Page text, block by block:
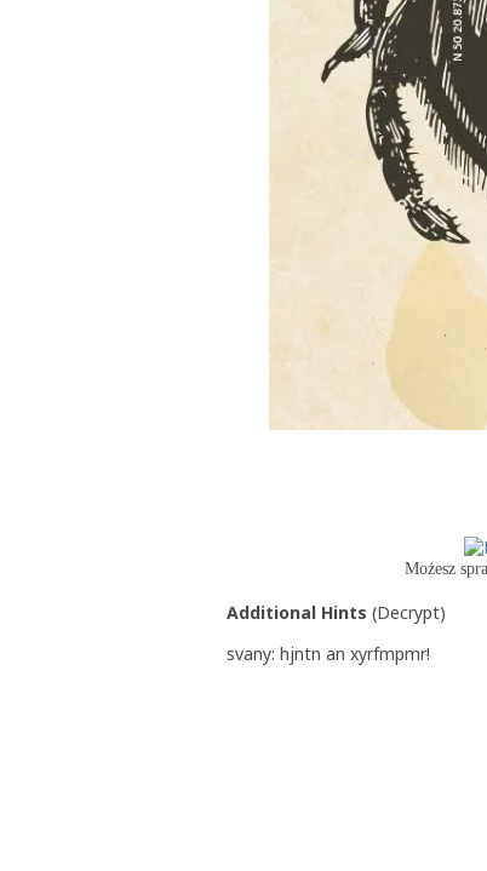
Możesz
Additional Hints (Decrypt)
svany: hjntn an xyrfmpmr!